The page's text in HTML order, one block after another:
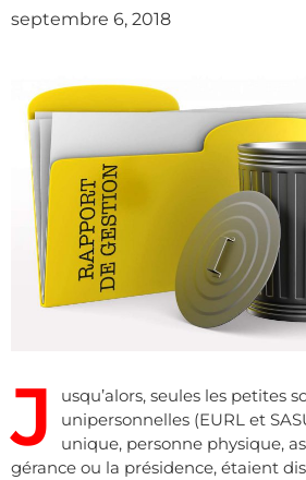
septembre 6, 2018
J
usqu’alors, seules les petites
unipersonnelles (EURL et
unique, personne physique,
gérance ou la présidence, étaient